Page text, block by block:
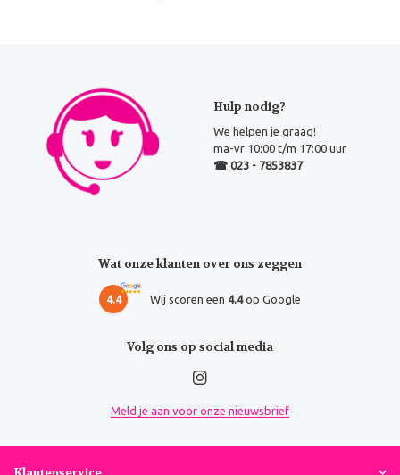
Hulp nodig?
We helpen je graag!
ma-vr 10:00 t/m 17:00 uur
☎ 023 - 7853837
Wat onze klanten over ons zeggen
4.4 Wij scoren een 4.4op Google
Volg ons op social media
Meld je aan voor onze nieuwsbrief